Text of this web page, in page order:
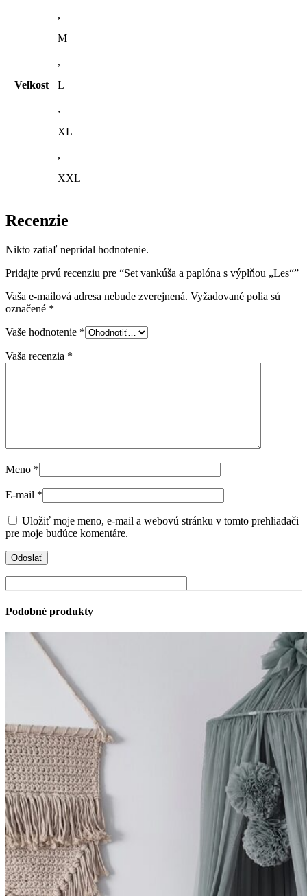
Velkost
,
M
,
L
,
XL
,
XXL
Recenzie
Nikto zatiaľ nepridal hodnotenie.
Pridajte prvú recenziu pre “Set vankúša a paplóna s výplňou „Les“”
Vaša e-mailová adresa nebude zverejnená. Vyžadované polia sú
označené *
Vaše hodnotenie *
Vaša recenzia *
Meno *
E-mail *
Uložiť moje meno, e-mail a webovú stránku v tomto prehliadači
pre moje budúce komentáre.
Podobné produkty